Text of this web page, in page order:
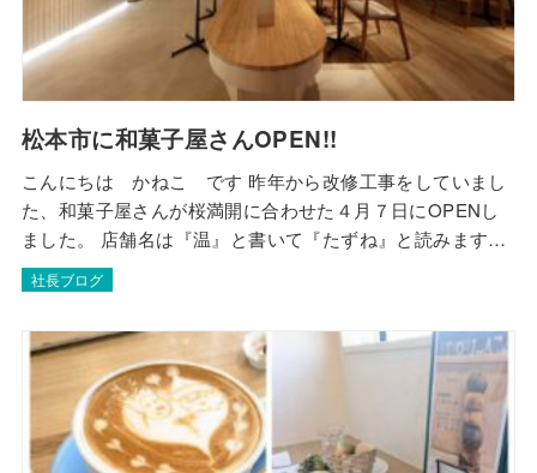
松本市に和菓子屋さんOPEN!!
こんにちは かねこ です 昨年から改修工事をしていまし
た、和菓子屋さんが桜満開に合わせた４月７日にOPENし
ました。 店舗名は『温』と書いて『たずね』と読みます。
大変な改修工事だった分、完成したときは感動しました
ね。 多くの職人さんにアドバイスをいただきながら、無事
本市埋橋のながた寿しの1階にOPENし…
社長ブログ